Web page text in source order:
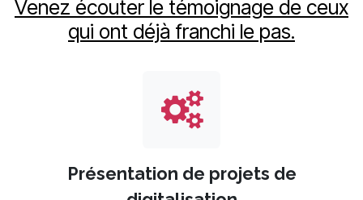
Venez écouter le témoignage de ceux
qui ont déjà franchi le pas.
Présentation de projets de